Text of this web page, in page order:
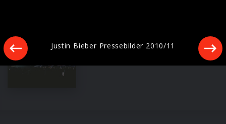
Justin Bieber Pressebilder 2010/11